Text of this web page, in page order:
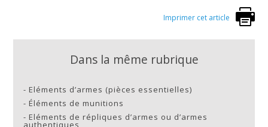
Imprimer cet article
Dans la même rubrique
-Eléments d’armes (pièces essentielles)
-Éléments de munitions
-Eléments de répliques d’armes ou d’armes
authentiques